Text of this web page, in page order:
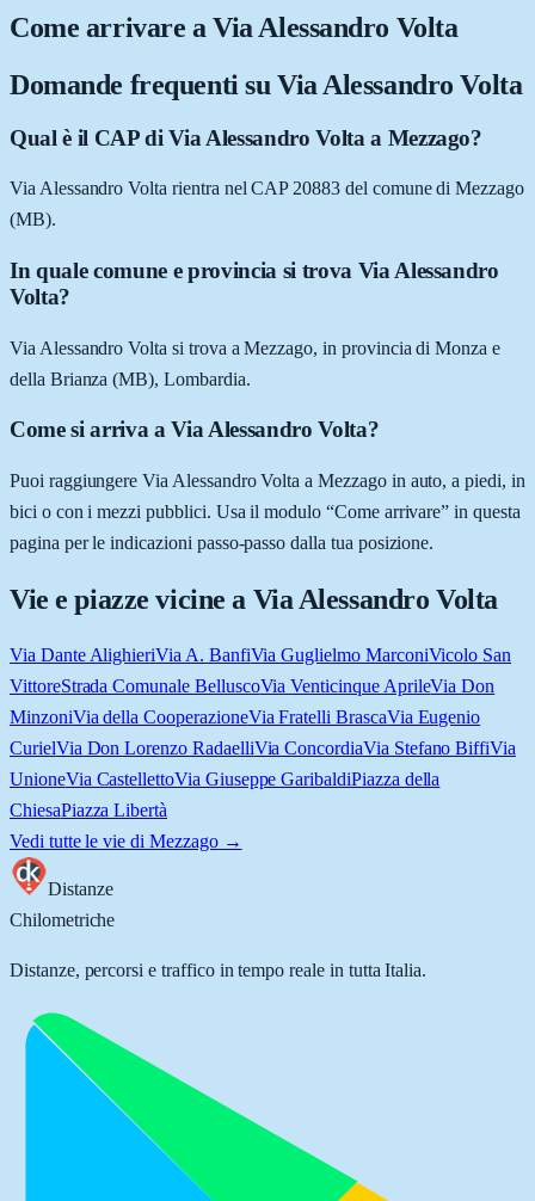
Come arrivare aVia Alessandro Volta
Domande frequenti su Via Alessandro Volta
Qual è il CAP di Via Alessandro Volta a Mezzago?
Via Alessandro Volta rientra nel CAP 20883 del comune di Mezzago
(MB).
In quale comune e provincia si trova Via Alessandro
Volta?
Via Alessandro Volta si trova a Mezzago, in provincia di Monza e
della Brianza (MB), Lombardia.
Come si arriva a Via Alessandro Volta?
Puoi raggiungere Via Alessandro Volta a Mezzago in auto, a piedi, in
bici o con i mezzi pubblici. Usa il modulo “Come arrivare” in questa
pagina per le indicazioni passo-passo dalla tua posizione.
Vie e piazze vicine a Via Alessandro Volta
Via Dante AlighieriVia A. BanfiVia Guglielmo MarconiVicolo San
VittoreStrada Comunale BelluscoVia Venticinque AprileVia Don
MinzoniVia della CooperazioneVia Fratelli BrascaVia Eugenio
CurielVia Don Lorenzo RadaelliVia ConcordiaVia Stefano BiffiVia
UnioneVia CastellettoVia Giuseppe GaribaldiPiazza della
ChiesaPiazza Libertà
Vedi tutte le vie di Mezzago→
Distanze
Chilometriche
Distanze, percorsi e traffico in tempo reale in tutta Italia.